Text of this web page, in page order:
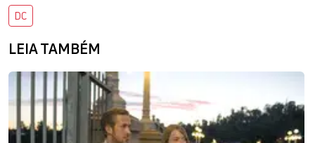
DC
LEIA TAMBÉM